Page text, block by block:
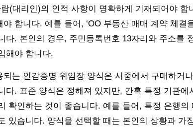
(대리인)의 인적 사항이 명확하게 기재되어야 합
합니다. 예를 들어, ‘OO 부동산 매매 계약 체결
다. 본인의 경우, 주민등록번호 13자리와 주소를
해야 합니다.
되는 인감증명 위임장 양식은 시중에서 구매하거
다. 표준 양식은 정해져 있지만, 간혹 특정 기관에
확인하는 것이 좋습니다. 예를 들어, 특정 은행
있습니다. 양식을 선택할 때는 본인의 상황과 가